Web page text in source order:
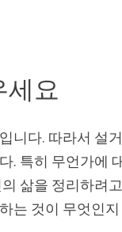
세요
니다. 따라서 설
. 특히 무언가에
삶을 정리하려
는 것이 무엇인